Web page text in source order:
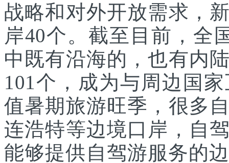
战略和对外开放需求，
岸40个。截至目前，全
中既有沿海的，也有内
101个，成为与周边国
值暑期旅游旺季，很多
连浩特等边境口岸，自
能够提供自驾游服务的